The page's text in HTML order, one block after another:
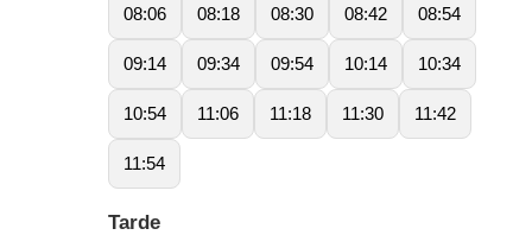
08:06 08:18 08:30 08:42 08:54
09:14 09:34 09:54 10:14 10:34
10:54 11:06 11:18 11:30 11:42
11:54
Tarde